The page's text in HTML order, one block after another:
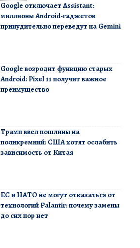
Google отключает Assistant:
миллионы Android-гаджетов
принудительно переведут на Gemini
Google возродит функцию старых
Android: Pixel 11 получит важное
преимущество
Трамп ввел пошлины на
поликремний: США хотят ослабить
зависимость от Китая
ЕС и НАТО не могут отказаться от
технологий Palantir: почему замены
до сих пор нет